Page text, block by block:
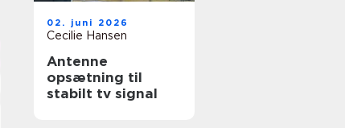
02. juni 2026
Cecilie Hansen
Antenne
opsætning til
stabilt tv signal